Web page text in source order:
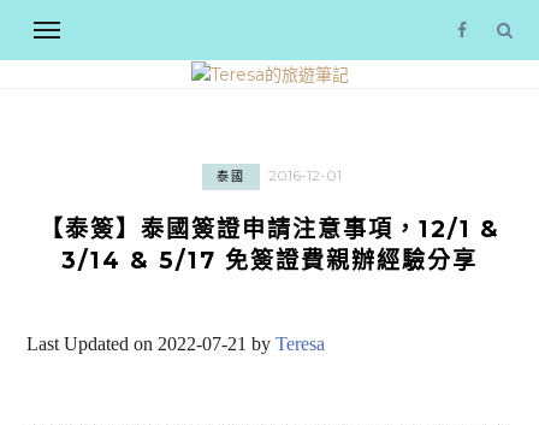
泰國 2016-12-01
【泰簽】泰國簽證申請注意事項，12/1 &
3/14 & 5/17 免簽證費親辦經驗分享
Last Updated on 2022-07-21 byTeresa